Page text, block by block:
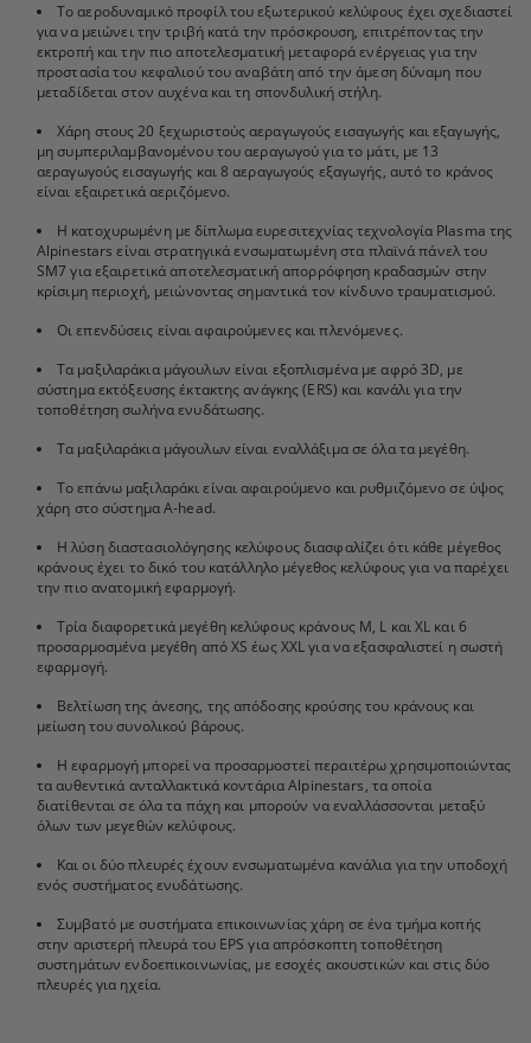
Το αεροδυναμικό προφίλ του εξωτερικού κελύφους έχει σχεδιαστεί
για να μειώνει την τριβή κατά την πρόσκρουση, επιτρέποντας την
εκτροπή και την πιο αποτελεσματική μεταφορά ενέργειας για την
προστασία του κεφαλιού του αναβάτη από την άμεση δύναμη που
μεταδίδεται στον αυχένα και τη σπονδυλική στήλη.
Χάρη στους 20 ξεχωριστούς αεραγωγούς εισαγωγής και εξαγωγής,
μη συμπεριλαμβανομένου του αεραγωγού για το μάτι, με 13
αεραγωγούς εισαγωγής και 8 αεραγωγούς εξαγωγής, αυτό το κράνος
είναι εξαιρετικά αεριζόμενο.
Η κατοχυρωμένη με δίπλωμα ευρεσιτεχνίας τεχνολογία Plasma της
Alpinestars είναι στρατηγικά ενσωματωμένη στα πλαϊνά πάνελ του
SM7 για εξαιρετικά αποτελεσματική απορρόφηση κραδασμών στην
κρίσιμη περιοχή, μειώνοντας σημαντικά τον κίνδυνο τραυματισμού.
Οι επενδύσεις είναι αφαιρούμενες και πλενόμενες.
Τα μαξιλαράκια μάγουλων είναι εξοπλισμένα με αφρό 3D, με
σύστημα εκτόξευσης έκτακτης ανάγκης (ERS) και κανάλι για την
τοποθέτηση σωλήνα ενυδάτωσης.
Τα μαξιλαράκια μάγουλων είναι εναλλάξιμα σε όλα τα μεγέθη.
Το επάνω μαξιλαράκι είναι αφαιρούμενο και ρυθμιζόμενο σε ύψος
χάρη στο σύστημα A-head.
Η λύση διαστασιολόγησης κελύφους διασφαλίζει ότι κάθε μέγεθος
κράνους έχει το δικό του κατάλληλο μέγεθος κελύφους για να παρέχει
την πιο ανατομική εφαρμογή.
Τρία διαφορετικά μεγέθη κελύφους κράνους M, L και XL και 6
προσαρμοσμένα μεγέθη από XS έως XXL για να εξασφαλιστεί η σωστή
εφαρμογή.
Βελτίωση της άνεσης, της απόδοσης κρούσης του κράνους και
μείωση του συνολικού βάρους.
Η εφαρμογή μπορεί να προσαρμοστεί περαιτέρω χρησιμοποιώντας
τα αυθεντικά ανταλλακτικά κοντάρια Alpinestars, τα οποία
διατίθενται σε όλα τα πάχη και μπορούν να εναλλάσσονται μεταξύ
όλων των μεγεθών κελύφους.
Και οι δύο πλευρές έχουν ενσωματωμένα κανάλια για την υποδοχή
ενός συστήματος ενυδάτωσης.
Συμβατό με συστήματα επικοινωνίας χάρη σε ένα τμήμα κοπής
στην αριστερή πλευρά του EPS για απρόσκοπτη τοποθέτηση
συστημάτων ενδοεπικοινωνίας, με εσοχές ακουστικών και στις δύο
πλευρές για ηχεία.